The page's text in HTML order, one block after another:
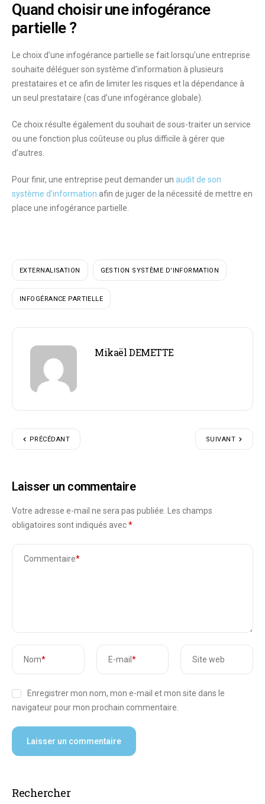
Quand choisir une infogérance
partielle ?
Le choix d’une infogérance partielle se fait lorsqu’une entreprise
souhaite déléguer son système d’information à plusieurs
prestataires et ce afin de limiter les risques et la dépendance à
un seul prestataire (cas d’une infogérance globale).
Ce choix résulte également du souhait de sous-traiter un service
ou une fonction plus coûteuse ou plus difficile à gérer que
d’autres.
Pour finir, une entreprise peut demander un audit de son
système d’information afin de juger de la nécessité de mettre en
place une infogérance partielle.
EXTERNALISATION GESTION SYSTÈME D'INFORMATION
INFOGÉRANCE PARTIELLE
Mikaël DEMETTE
PRÉCÉDANT SUIVANT
Laisser un commentaire
Votre adresse e-mail ne sera pas publiée. Les champs
obligatoires sont indiqués avec*
Commentaire*
Nom* E-mail * Site web
Enregistrer mon nom, mon e-mail et mon site dans le
navigateur pour mon prochain commentaire.
Rechercher